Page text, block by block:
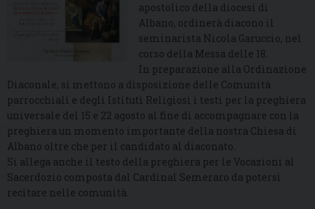
apostolico della diocesi di
Albano, ordinerà diacono il
seminarista Nicola Garuccio, nel
corso della Messa delle 18.
In preparazione alla Ordinazione
Diaconale, si mettono a disposizione delle Comunità
parrocchiali e degli Istituti Religiosi i testi per la preghiera
universale del 15 e 22 agosto al fine di accompagnare con la
preghiera un momento importante della nostra Chiesa di
Albano oltre che per il candidato al diaconato.
Si allega anche il testo della preghiera per le Vocazioni al
Sacerdozio composta dal Cardinal Semeraro da potersi
recitare nelle comunità.